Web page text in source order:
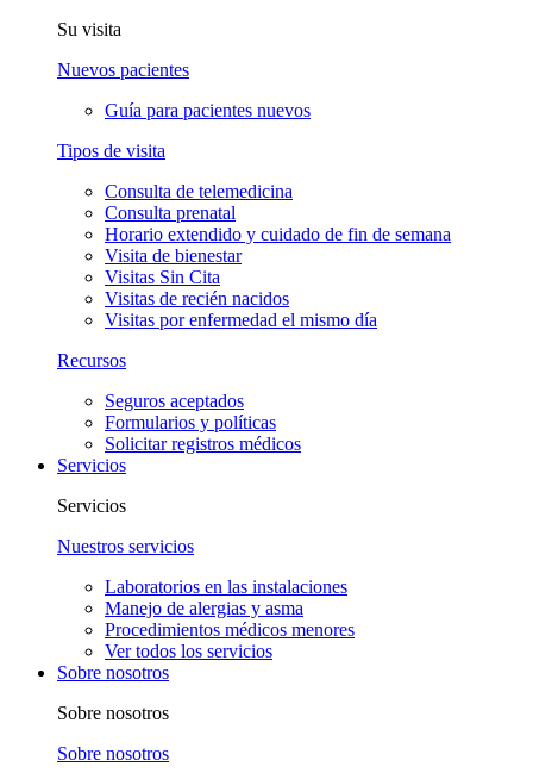
Su visita
Nuevos pacientes
Guía para pacientes nuevos
Tipos de visita
Consulta de telemedicina
Consulta prenatal
Horario extendido y cuidado de fin de semana
Visita de bienestar
Visitas Sin Cita
Visitas de recién nacidos
Visitas por enfermedad el mismo día
Recursos
Seguros aceptados
Formularios y políticas
Solicitar registros médicos
Servicios
Servicios
Nuestros servicios
Laboratorios en las instalaciones
Manejo de alergias y asma
Procedimientos médicos menores
Ver todos los servicios
Sobre nosotros
Sobre nosotros
Sobre nosotros